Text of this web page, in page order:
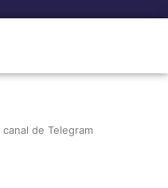
de Telegram